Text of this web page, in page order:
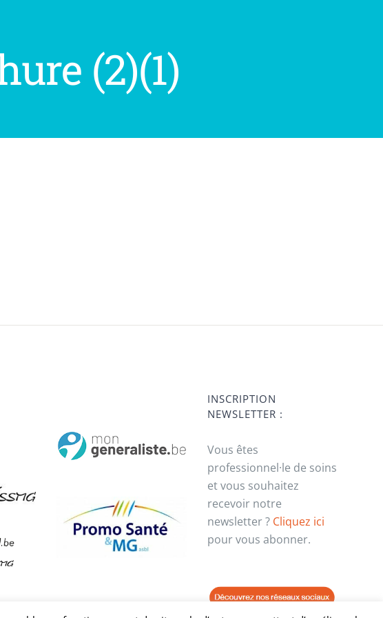
(2)(1)
INSCRIPTION
NEWSLETTER :
Vous êtes
professionnel·le de soins
et vous souhaitez
recevoir notre
newsletter ? Cliquez ici
pour vous abonner.